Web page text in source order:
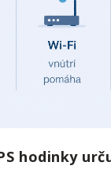
hodinky